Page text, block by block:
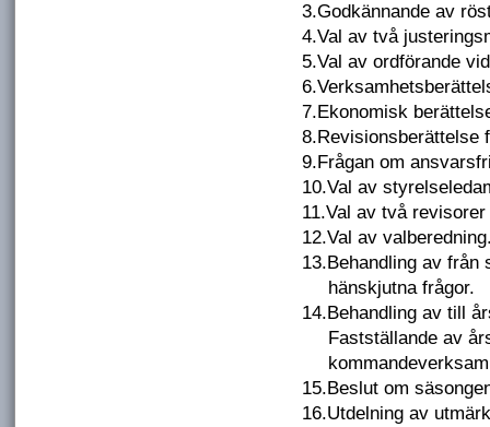
3.Godkännande av
4.Val av två
5.Val av ordförande
6.
7.Ekonomisk
8.Revisionsberättelse
9.Frågan om
10.Val av
11.Val av två
12.Val av
13.Behandling av från
hänskjutna frågor.
14.Behandling av till
Fastställande av
15.Beslut om
16.Utdelning av